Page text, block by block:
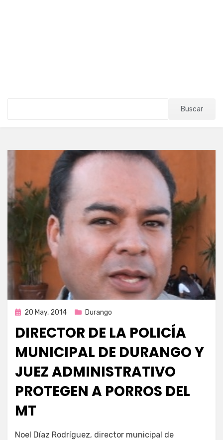
Buscar
Publicada
20 May, 2014 Durango
DIRECTOR DE LA POLICÍA
MUNICIPAL DE DURANGO Y
JUEZ ADMINISTRATIVO
PROTEGEN A PORROS DEL
MT
porEnrique
Noel Díaz Rodríguez, director municipal de